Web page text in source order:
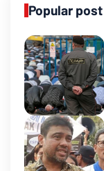
Popular post